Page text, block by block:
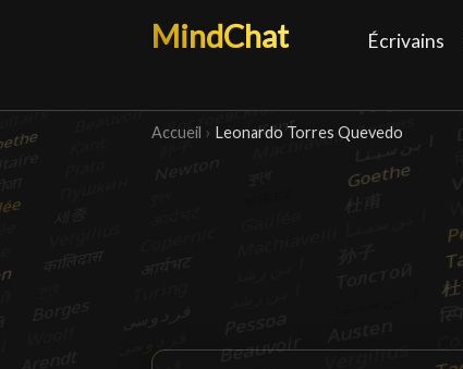
MindChat Écrivains
Accueil › Leonardo Torres Quevedo